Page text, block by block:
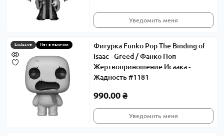
Уведомить меня
Exclusive Нет в наличии
Фигурка Funko Pop The Binding of
Isaac - Greed / Фанко Поп
Жертвоприношение Исаака -
Жадность #1181
990.00 ₴
Уведомить меня